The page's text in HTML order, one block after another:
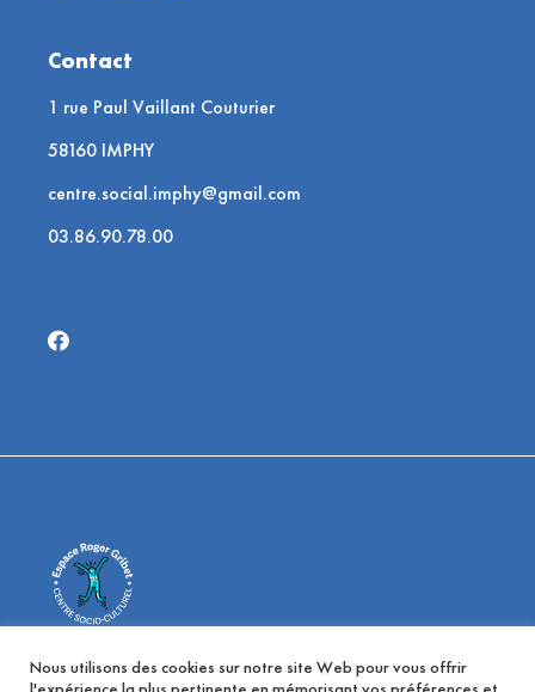
Contact
1 rue Paul Vaillant Couturier
58160 IMPHY
centre.social.imphy@gmail.com
03.86.90.78.00
Centre Social d'Imphy
Nous utilisons des cookies sur notre site Web pour vous offrir